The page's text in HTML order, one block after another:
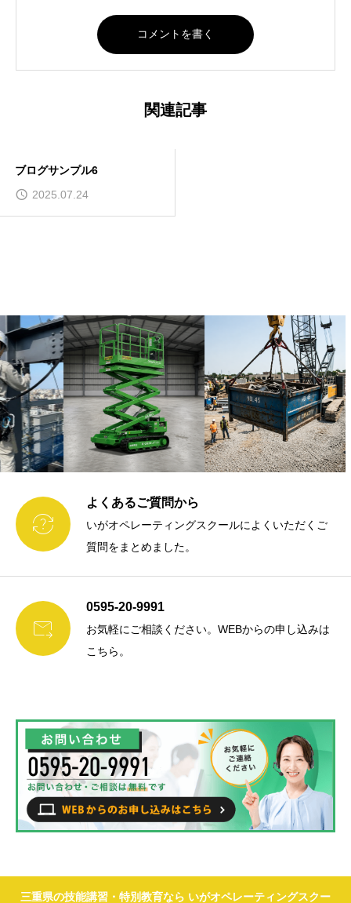
関連記事
ブログサンプル6
2025.07.24

よくあるご質問から
いがオペレーティングスクールによくいただくご
質問をまとめました。

0595-20-9991
お気軽にご相談ください。WEBからの申し込みは
こちら。
三重県の技能講習・特別教育なら いがオペレーティングスクー